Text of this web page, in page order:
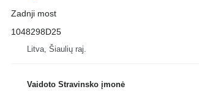
Zadnji most
1048298D25
Litva, Šiaulių raj.
Vaidoto Stravinsko įmonė